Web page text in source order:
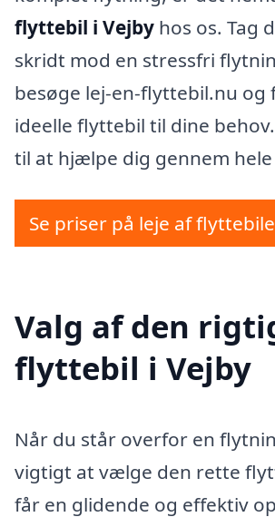
flyttebil i Vejby hos os. Tag
skridt mod en stressfri
besøge lej-en-flyttebil.nu og
ideelle flyttebil til dine
til at hjælpe dig gennem hele
Se priser på leje af
Valg af den
flyttebil i Vejby
Når du står overfor en
vigtigt at vælge den rette
får en glidende og effektiv